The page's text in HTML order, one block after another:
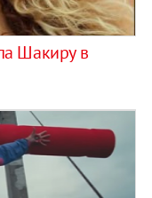
Шакиру в